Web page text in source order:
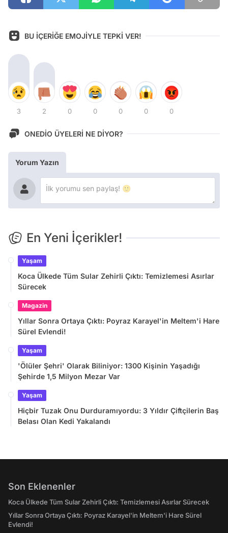
BU İÇERİĞE EMOJİYLE TEPKİ VER!
3 2 0 0 0 0 0
ONEDİO ÜYELERİ NE DİYOR?
Yorum Yazın
En Yeni İçerikler!
Yaşam
Koca Ülkede Tüm Sular Zehirli Çıktı: Temizlemesi Asırlar
Sürecek
Magazin
Yıllar Sonra Ortaya Çıktı: Poyraz Karayel'in Meltem'i Hare
Sürel Evlendi!
Yaşam
'Ölüler Şehri' Olarak Biliniyor: 1300 Kişinin Yaşadığı
Şehirde 1,5 Milyon Mezar Var
Yaşam
Hiçbir Tuzak Onu Durduramıyordu: 3 Yıldır Çiftçilerin Baş
Belası Olan Kedi Yakalandı
Son Eklenenler
Koca Ülkede Tüm Sular Zehirli Çıktı: Temizlemesi Asırlar Sürecek
Yıllar Sonra Ortaya Çıktı: Poyraz Karayel'in Meltem'i Hare Sürel
Evlendi!